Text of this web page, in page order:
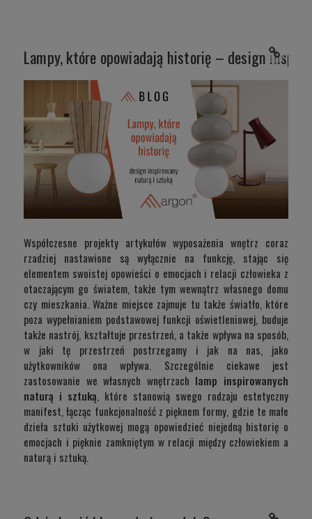
Lampy, które opowiadają historię – design
Współczesne projekty artykułów wyposażenia wnętrz coraz
rzadziej nastawione są wyłącznie na funkcję, stając się
elementem swoistej opowieści o emocjach i relacji człowieka z
otaczającym go światem, także tym wewnątrz własnego domu
czy mieszkania. Ważne miejsce zajmuje tu także światło, które
poza wypełnianiem podstawowej funkcji oświetleniowej, buduje
także nastrój, kształtuje przestrzeń, a także wpływa na sposób,
w jaki tę przestrzeń postrzegamy i jak na nas, jako
użytkowników ona wpływa. Szczególnie ciekawe jest
zastosowanie we własnych wnętrzach lamp inspirowanych
naturą i sztuką , które stanowią swego rodzaju estetyczny
manifest, łącząc funkcjonalność z pięknem formy, gdzie te małe
dzieła sztuki użytkowej mogą opowiedzieć niejedną historię o
emocjach i pięknie zamkniętym w relacji między człowiekiem a
naturą i sztuką.